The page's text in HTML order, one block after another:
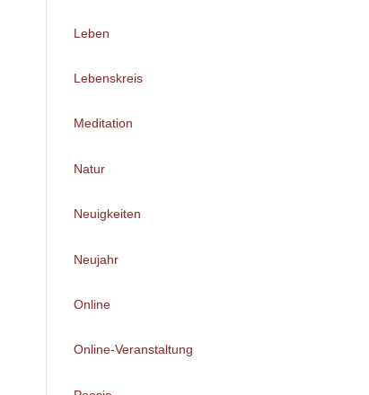
Leben
Lebenskreis
Meditation
Natur
Neuigkeiten
Neujahr
Online
Online-Veranstaltung